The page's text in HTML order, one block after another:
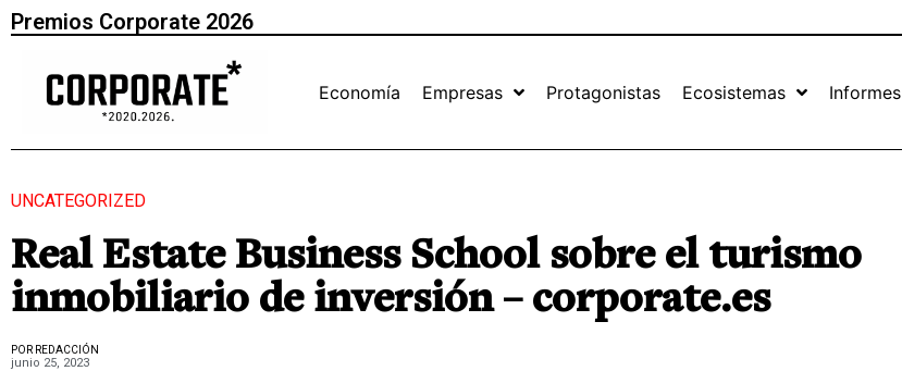
Premios Corporate 2026
Economía Empresas Protagonistas Ecosistemas Informes
UNCATEGORIZED
Real Estate Business School sobre el turismo
inmobiliario de inversión – corporate.es
POR REDACCIÓN
junio 25, 2023